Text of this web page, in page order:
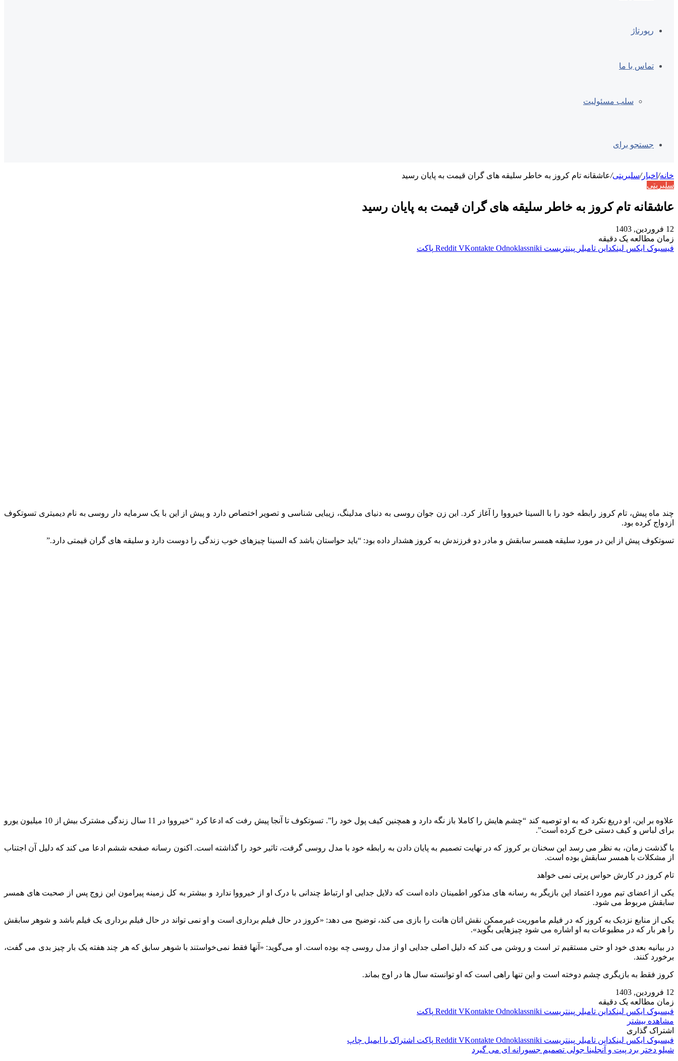
رپورتاژ
تماس با ما
سلب مسئولیت
جستجو برای
خانه/ اخبار/سلبریتی/عاشقانه تام کروز به خاطر سلیقه های گران قیمت به پایان رسید
سلبریتی
عاشقانه تام کروز به خاطر سلیقه های گران قیمت به پایان رسید
12 فروردین, 1403
زمان مطالعه یک دقیقه
فیسبوک ایکس لینکداین تامبلر پینتریست Reddit VKontakte Odnoklassniki پاکت
چند ماه پیش، تام کروز رابطه خود را با السینا خیرووا را آغاز کرد. این زن جوان روسی به دنیای مدلینگ، زیبایی شناسی و تصویر اختصاص دارد و پیش از این با یک سرمایه دار روسی به نام دیمیتری تسوتکوف
ازدواج کرده بود.
تسوتکوف پیش از این در مورد سلیقه همسر سابقش و مادر دو فرزندش به کروز هشدار داده بود: “باید حواستان باشد که السینا چیزهای خوب زندگی را دوست دارد و سلیقه های گران قیمتی دارد.”
علاوه بر این، او دریغ نکرد که به او توصیه کند “چشم هایش را کاملا باز نگه دارد و همچنین کیف پول خود را”. تسوتکوف تا آنجا پیش رفت که ادعا کرد “خیرووا در 11 سال زندگی مشترک بیش از 10 میلیون یورو
برای لباس و کیف دستی خرج کرده است”.
با گذشت زمان، به نظر می رسد این سخنان بر کروز که در نهایت تصمیم به پایان دادن به رابطه خود با مدل روسی گرفت، تاثیر خود را گذاشته است. اکنون رسانه صفحه ششم ادعا می کند که دلیل آن اجتناب
از مشکلات با همسر سابقش بوده است.
تام کروز در کارش حواس پرتی نمی خواهد
یکی از اعضای تیم مورد اعتماد این بازیگر به رسانه های مذکور اطمینان داده است که دلایل جدایی او ارتباط چندانی با درک او از خیرووا ندارد و بیشتر به کل زمینه پیرامون این زوج پس از صحبت های همسر
سابقش مربوط می شود.
یکی از منابع نزدیک به کروز که در فیلم ماموریت غیرممکن نقش اتان هانت را بازی می‌ کند، توضیح می‌ دهد: «کروز در حال فیلم‌ برداری است و او نمی‌ تواند در حال فیلم‌ برداری یک فیلم باشد و شوهر سابقش
را هر بار که در مطبوعات به او اشاره می‌ شود چیزهایی بگوید».
در بیانیه بعدی خود او حتی مستقیم تر است و روشن می کند که دلیل اصلی جدایی او از مدل روسی چه بوده است. او می‌گوید: «آنها فقط نمی‌خواستند با شوهر سابق که هر چند هفته یک بار چیز بدی می‌ گفت،
برخورد کنند.
کروز فقط به بازیگری چشم دوخته است و این تنها راهی است که او توانسته سال ها در اوج بماند.
12 فروردین, 1403
زمان مطالعه یک دقیقه
فیسبوک ایکس لینکداین تامبلر پینتریست Reddit VKontakte Odnoklassniki
پاکت
مشاهده بیشتر
اشتراک گذاری
فیسبوک ایکس لینکداین تامبلر پینتریست Reddit VKontakte Odnoklassniki پاکت اشتراک با ایمیل چاپ
شیلو دختر برد پیت و آنجلینا جولی تصمیم جسورانه ای می گیرد